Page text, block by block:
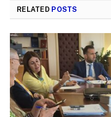
RELATED POSTS